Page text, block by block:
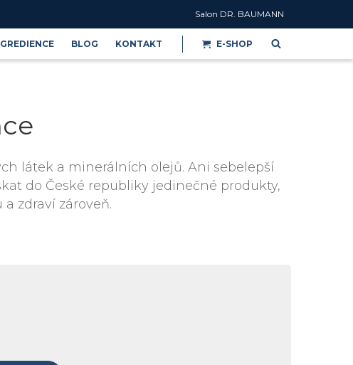
Salon DR. BAUMANN
BLOG KONTAKT E-SHOP
látek a minerálních olejů. Ani sebelepší
do České republiky jedinečné produkty,
zdraví zároveň.